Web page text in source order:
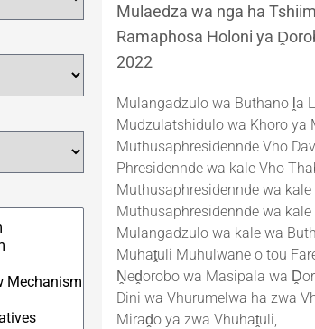
Mulaedza wa nga ha
Ramaphosa Holoni ya
2022
Mulangadzulo wa Buthano ḽa
Mudzulatshidulo wa Khoro ya
Muthusaphresidennde Vho
Phresidennde wa kale Vho
Muthusaphresidennde wa
Muthusaphresidennde wa kale
Mulangadzulo wa kale wa
Muhaṱuli Muhulwane o tou
Ṋeḓorobo wa Masipala wa
Dini wa Vhurumelwa ha zwa
Miraḓo ya zwa Vhuhaṱuli,